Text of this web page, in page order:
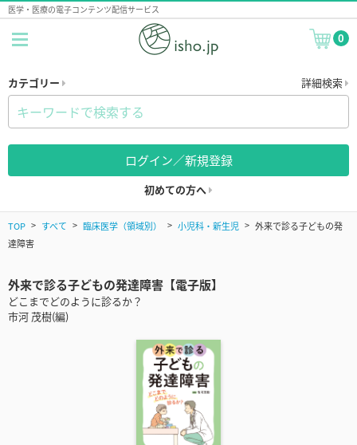
医学・医療の電子コンテンツ配信サービス
0
カテゴリー 詳細検索
ログイン／新規登録
初めての方へ
TOP すべて 臨床医学（領域別） 小児科・新生児
外来で診る子どもの発
達障害
外来で診る子どもの発達障害【電子版】
どこまでどのように診るか？
市河 茂樹(編)